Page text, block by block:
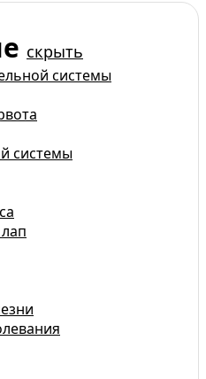
скрыть
системы
системы